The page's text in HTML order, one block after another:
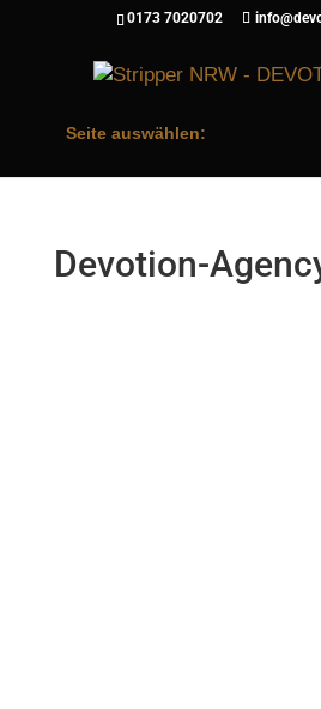
0173 7020702
Seite auswählen:
Devotion-